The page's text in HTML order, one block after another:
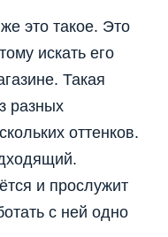
это такое. Это
искать его
Такая
разных
оттенков.
и прослужит
с ней одно